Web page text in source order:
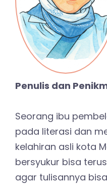
Penulis dan
Seorang ibu
pada literasi dan
kelahiran asli kota
bersyukur bisa
agar tulisannya